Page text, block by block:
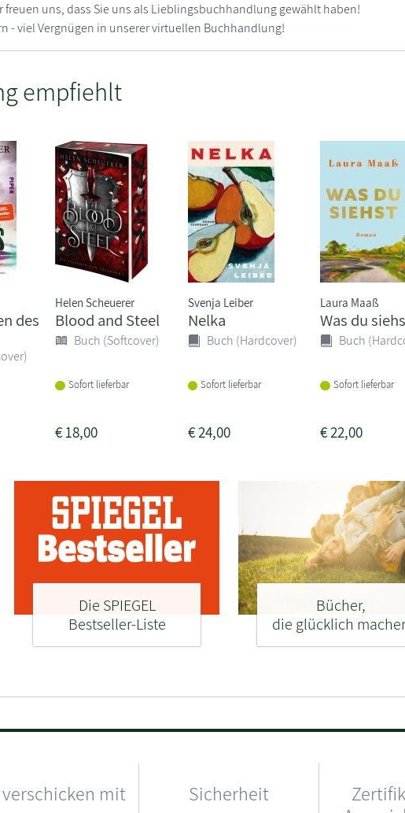
freuen uns, dass Sie uns als Lieblingsbuchhandlung gewählt haben!
- viel Vergnügen in unserer virtuellen Buchhandlung!
empfiehlt
des
Helen Scheuerer
Blood and Steel
Buch (Softcover)
Sofort lieferbar
€18,00
Svenja Leiber
Nelka
Buch (Hardcover)
Sofort lieferbar
€24,00
Laura Maaß
Was du
Buch
Sofort lieferbar
€22,00
Die SPIEGEL
Bestseller-Liste
Bücher,
die glücklich
mit Sicherheit